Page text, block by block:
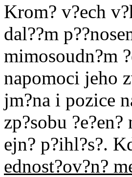
Krom? v?ech
dal??m
mimosoudn?m
napomoci jeho
jm?na i pozice
zp?sobu
ejn? p?ihl?s?.
ednost?ov?n?